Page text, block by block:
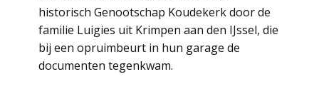
historisch Genootschap Koudekerk door de
familie Luigies uit Krimpen aan den IJssel, die
bij een opruimbeurt in hun garage de
documenten tegenkwam.